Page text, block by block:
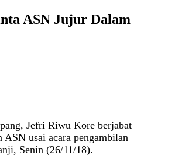
ASN Jujur Dalam
Jefri Riwu Kore berjabat
ASN usai acara pengambilan
Senin (26/11/18).